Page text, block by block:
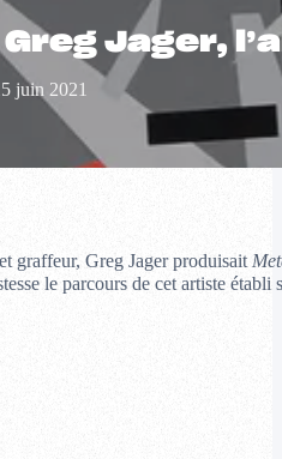
Jager,
juin 2021
graffeur, Greg Jager produisait
le parcours de cet artiste